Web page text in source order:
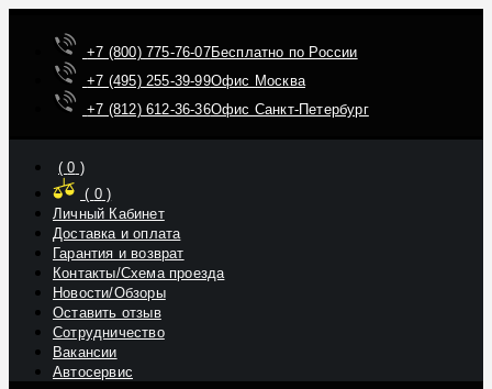
+7 (800) 775-76-07Бесплатно по России
+7 (495) 255-39-99Офис Москва
+7 (812) 612-36-36Офис Санкт-Петербург
(0 )
( 0)
Личный Кабинет
Доставка и оплата
Гарантия и возврат
Контакты/Схема проезда
Новости/Обзоры
Оставить отзыв
Сотрудничество
Вакансии
Автосервис